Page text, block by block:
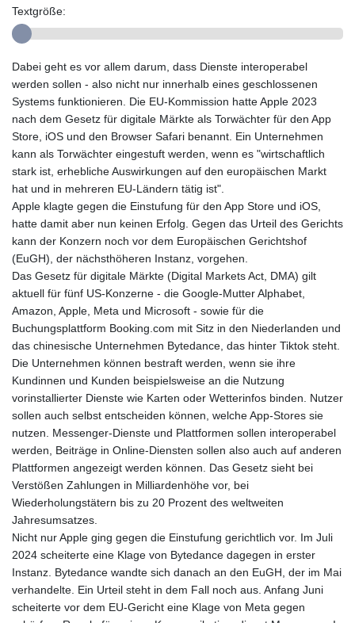
Textgröße:
Dabei geht es vor allem darum, dass Dienste interoperabel
werden sollen - also nicht nur innerhalb eines geschlossenen
Systems funktionieren. Die EU-Kommission hatte Apple 2023
nach dem Gesetz für digitale Märkte als Torwächter für den App
Store, iOS und den Browser Safari benannt. Ein Unternehmen
kann als Torwächter eingestuft werden, wenn es "wirtschaftlich
stark ist, erhebliche Auswirkungen auf den europäischen Markt
hat und in mehreren EU-Ländern tätig ist".
Apple klagte gegen die Einstufung für den App Store und iOS,
hatte damit aber nun keinen Erfolg. Gegen das Urteil des Gerichts
kann der Konzern noch vor dem Europäischen Gerichtshof
(EuGH), der nächsthöheren Instanz, vorgehen.
Das Gesetz für digitale Märkte (Digital Markets Act, DMA) gilt
aktuell für fünf US-Konzerne - die Google-Mutter Alphabet,
Amazon, Apple, Meta und Microsoft - sowie für die
Buchungsplattform Booking.com mit Sitz in den Niederlanden und
das chinesische Unternehmen Bytedance, das hinter Tiktok steht.
Die Unternehmen können bestraft werden, wenn sie ihre
Kundinnen und Kunden beispielsweise an die Nutzung
vorinstallierter Dienste wie Karten oder Wetterinfos binden. Nutzer
sollen auch selbst entscheiden können, welche App-Stores sie
nutzen. Messenger-Dienste und Plattformen sollen interoperabel
werden, Beiträge in Online-Diensten sollen also auch auf anderen
Plattformen angezeigt werden können. Das Gesetz sieht bei
Verstößen Zahlungen in Milliardenhöhe vor, bei
Wiederholungstätern bis zu 20 Prozent des weltweiten
Jahresumsatzes.
Nicht nur Apple ging gegen die Einstufung gerichtlich vor. Im Juli
2024 scheiterte eine Klage von Bytedance dagegen in erster
Instanz. Bytedance wandte sich danach an den EuGH, der im Mai
verhandelte. Ein Urteil steht in dem Fall noch aus. Anfang Juni
scheiterte vor dem EU-Gericht eine Klage von Meta gegen